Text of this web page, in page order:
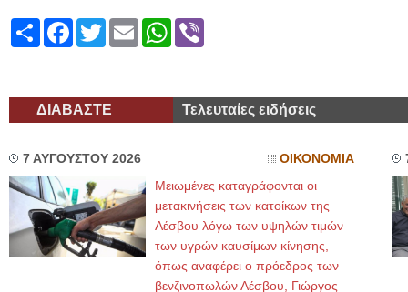
ShareFacebook
TwitterEmailWhatsApp
ΔΙΑΒΑΣΤΕ Τελευταίες ειδήσεις
7 ΑΥΓΟΥΣΤΟΥ 2026 ΟΙΚΟΝΟΜΙΑ
Μειωμένες καταγράφονται οι
μετακινήσεις των κατοίκων της
Λέσβου λόγω των υψηλών τιμών
των υγρών καυσίμων κίνησης,
όπως αναφέρει ο πρόεδρος των
βενζινοπωλών Λέσβου, Γιώργος